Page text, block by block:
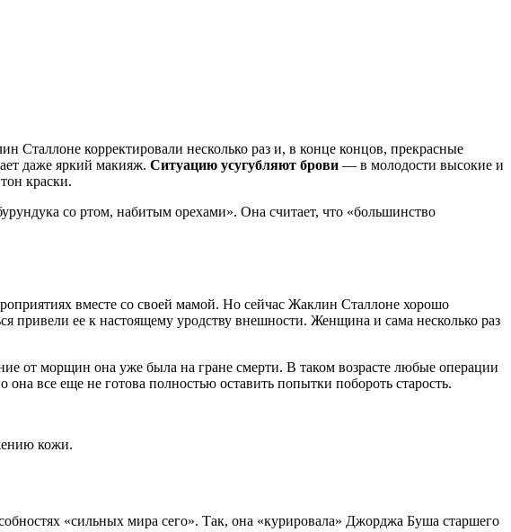
корректировали несколько раз и, в конце концов, прекрасные
даже яркий макияж. Ситуацию усугубляют брови — в молодости высокие и
краски.
со ртом, набитым орехами». Она считает, что «большинство
вместе со своей мамой. Но сейчас Жаклин Сталлоне хорошо
привели ее к настоящему уродству внешности. Женщина и сама несколько раз
от морщин она уже была на гране смерти. В таком возрасте любые операции
все еще не готова полностью оставить попытки побороть старость.
кожи.
«сильных мира сего». Так, она «курировала» Джорджа Буша старшего